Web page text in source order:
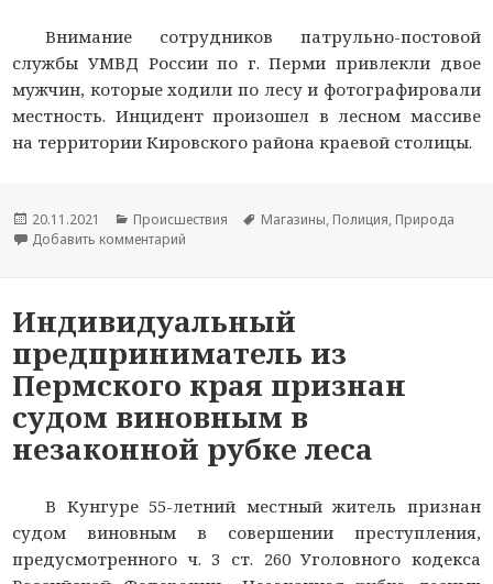
Внимание сотрудников патрульно-постовой
службы УМВД России по г. Перми привлекли двое
мужчин, которые ходили по лесу и фотографировали
местность. Инцидент произошел в лесном массиве
на территории Кировского района краевой столицы.
Опубликовано
20.11.2021 Рубрики
Происшествия Метки
Магазины, Полиция, Природа
Добавить комментарий
Индивидуальный
предприниматель из
Пермского края признан
судом виновным в
незаконной рубке леса
В Кунгуре 55-летний местный житель признан
судом виновным в совершении преступления,
предусмотренного ч. 3 ст. 260 Уголовного кодекса